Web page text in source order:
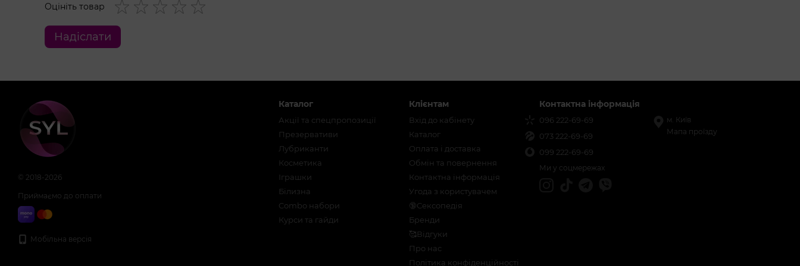
Оцініть товар
Надіслати
© 2018-2026
Приймаємо до оплати
Мобільна версія
Каталог
Акції та спецпропозиції
Презервативи
Лубриканти
Косметика
Іграшки
Білизна
Combo набори
Курси та гайди
Клієнтам
Вхід до кабінету
Каталог
Оплата і доставка
Обмін та повернення
Контактна інформація
Угода з користувачем
🔞Сексопедія
Бренди
🥰Відгуки
Про нас
Політика конфіденційності
Контактна інформація
096 222-69-69
073 222-69-69
099 222-69-69
м. Київ
Мапа проїзду
Ми у соцмережах